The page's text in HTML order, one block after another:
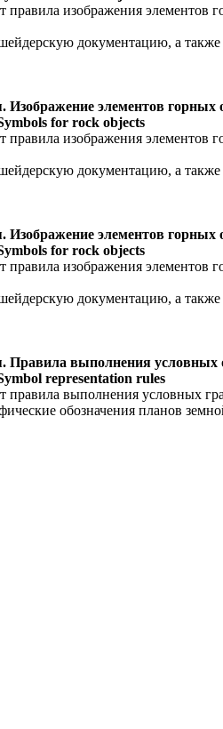
правила изображения
документацию, а
Изображение элементов горных
for rock objects
правила изображения
документацию, а
Изображение элементов горных
for rock objects
правила изображения
документацию, а
Правила выполнения условных
representation rules
правила выполнения условных
обозначения планов